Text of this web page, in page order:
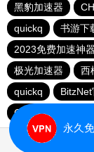
黑豹加速器
quickq
书游下
2023免费加速神器
极光加速器
西
quickq
BitzNet
CHK下载站
永久